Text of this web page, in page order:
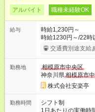
アルバイト 職種未経験OK
給与
時給1,230円～
時給1230円～/22時以降1538円 ＜土日
時給1230円 【試用期間】試用期間あり 試用期間の長さ：12ヶ
月 雇用形態、給与
交通費別途支給
勤務地
相模原市中央区
神奈川県相模原市
株式会社安楽亭
勤務時間
シフト制
1日あたりの実働時